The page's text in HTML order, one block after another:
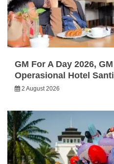
GM For A Day 2026,
Operasional Hotel
2 August 2026